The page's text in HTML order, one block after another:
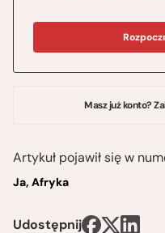
Masz już konto?
Artykuł pojawił się w
Ja, Afryka
Udostępnij